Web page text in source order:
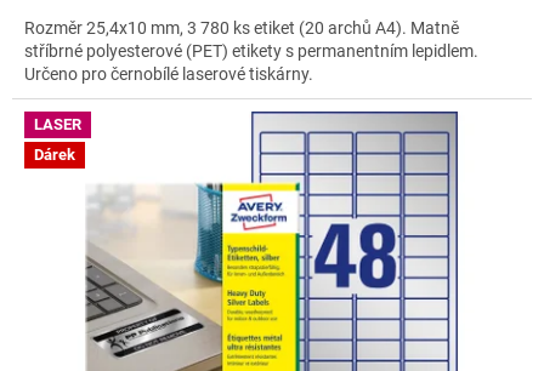
Rozměr 25,4x10 mm, 3 780 ks etiket (20 archů A4). Matně
stříbrné polyesterové (PET) etikety s permanentním lepidlem.
Určeno pro černobílé laserové tiskárny.
LASER
Dárek